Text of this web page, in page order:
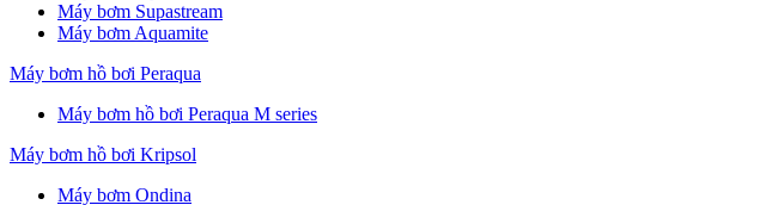
Máy bơm Supastream
Máy bơm Aquamite
Máy bơm hồ bơi Peraqua
Máy bơm hồ bơi Peraqua M series
Máy bơm hồ bơi Kripsol
Máy bơm Ondina